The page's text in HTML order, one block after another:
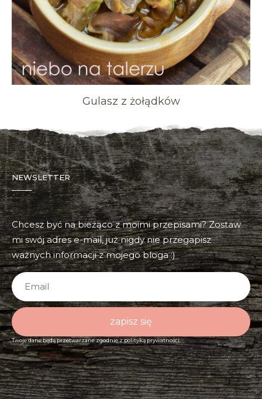
Gulasz z żołądków
NEWSLETTER
Chcesz być na bieżąco z moimi przepisami? Zostaw
mi swój adres e-mail, już nigdy nie przegapisz
ważnych informacji z mojego bloga :)
zapisz się
Twoje dane będą przetwarzane zgodnie zpolityką prywatności.